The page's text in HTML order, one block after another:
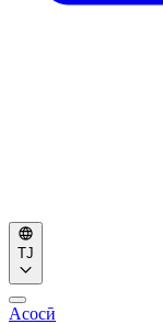
TJ
Асосӣ